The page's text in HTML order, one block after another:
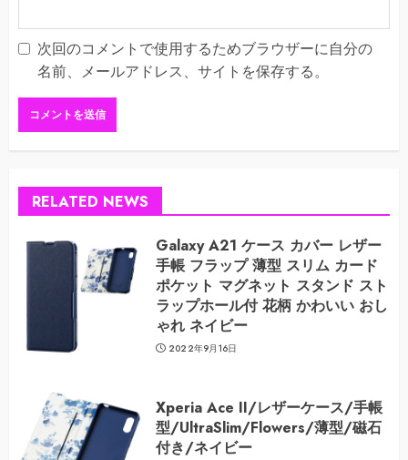
次回のコメントで使用するためブラウザーに自分の
名前、メールアドレス、サイトを保存する。
RELATED NEWS
Galaxy A21 ケース カバー レザー
手帳 フラップ 薄型 スリム カード
ポケット マグネット スタンド スト
ラップホール付 花柄 かわいい おし
ゃれ ネイビー
2022年9月16日
Xperia Ace II/レザーケース/手帳
型/UltraSlim/Flowers/薄型/磁石
付き/ネイビー